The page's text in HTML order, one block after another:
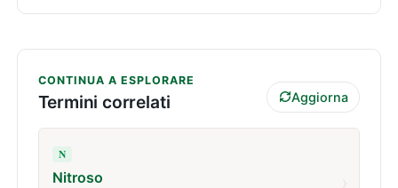
CONTINUA A ESPLORARE
Termini correlati Aggiorna
N
Nitroso